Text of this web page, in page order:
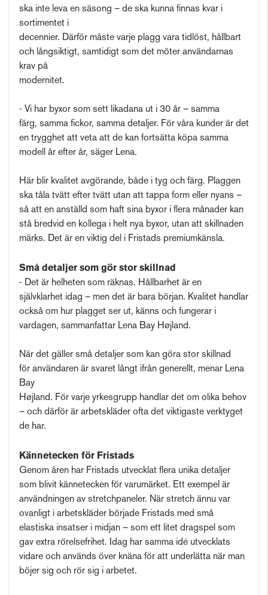
ska inte leva en säsong – de ska kunna finnas kvar i
sortimentet i
decennier. Därför måste varje plagg vara tidlöst, hållbart
och långsiktigt, samtidigt som det möter användarnas
krav på
modernitet.
- Vi har byxor som sett likadana ut i 30 år – samma
färg, samma fickor, samma detaljer. För våra kunder är det
en trygghet att veta att de kan fortsätta köpa samma
modell år efter år, säger Lena.
Här blir kvalitet avgörande, både i tyg och färg. Plaggen
ska tåla tvätt efter tvätt utan att tappa form eller nyans –
så att en anställd som haft sina byxor i flera månader kan
stå bredvid en kollega i helt nya byxor, utan att skillnaden
märks. Det är en viktig del i Fristads premiumkänsla.
Små detaljer som gör stor skillnad
- Det är helheten som räknas. Hållbarhet är en
självklarhet idag – men det är bara början. Kvalitet handlar
också om hur plagget ser ut, känns och fungerar i
vardagen, sammanfattar Lena Bay Højland.
När det gäller små detaljer som kan göra stor skillnad
för användaren är svaret långt ifrån generellt, menar Lena
Bay
Højland. För varje yrkesgrupp handlar det om olika behov
– och därför är arbetskläder ofta det viktigaste verktyget
de har.
Kännetecken för Fristads
Genom åren har Fristads utvecklat flera unika detaljer
som blivit kännetecken för varumärket. Ett exempel är
användningen av stretchpaneler. När stretch ännu var
ovanligt i arbetskläder började Fristads med små
elastiska insatser i midjan – som ett litet dragspel som
gav extra rörelsefrihet. Idag har samma idé utvecklats
vidare och används över knäna för att underlätta när man
böjer sig och rör sig i arbetet.